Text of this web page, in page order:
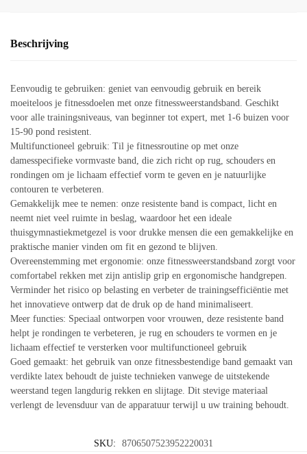
Beschrijving
Eenvoudig te gebruiken: geniet van eenvoudig gebruik en bereik
moeiteloos je fitnessdoelen met onze fitnessweerstandsband. Geschikt
voor alle trainingsniveaus, van beginner tot expert, met 1-6 buizen voor
15-90 pond resistent.
Multifunctioneel gebruik: Til je fitnessroutine op met onze
damesspecifieke vormvaste band, die zich richt op rug, schouders en
rondingen om je lichaam effectief vorm te geven en je natuurlijke
contouren te verbeteren.
Gemakkelijk mee te nemen: onze resistente band is compact, licht en
neemt niet veel ruimte in beslag, waardoor het een ideale
thuisgymnastiekmetgezel is voor drukke mensen die een gemakkelijke en
praktische manier vinden om fit en gezond te blijven.
Overeenstemming met ergonomie: onze fitnessweerstandsband zorgt voor
comfortabel rekken met zijn antislip grip en ergonomische handgrepen.
Verminder het risico op belasting en verbeter de trainingsefficiëntie met
het innovatieve ontwerp dat de druk op de hand minimaliseert.
Meer functies: Speciaal ontworpen voor vrouwen, deze resistente band
helpt je rondingen te verbeteren, je rug en schouders te vormen en je
lichaam effectief te versterken voor multifunctioneel gebruik
Goed gemaakt: het gebruik van onze fitnessbestendige band gemaakt van
verdikte latex behoudt de juiste technieken vanwege de uitstekende
weerstand tegen langdurig rekken en slijtage. Dit stevige materiaal
verlengt de levensduur van de apparatuur terwijl u uw training behoudt.
SKU: 8706507523952220031